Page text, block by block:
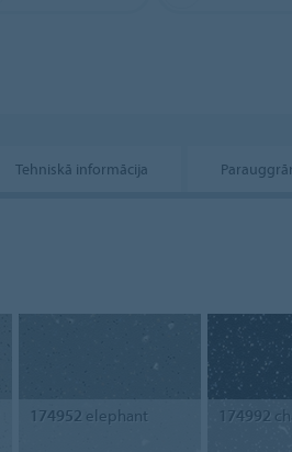
Tehniskā informācija
174952 elephant 174992